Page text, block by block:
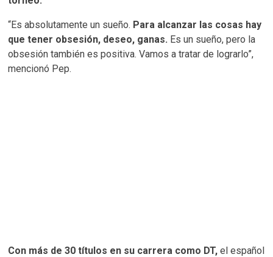
“Es absolutamente un sueño. Para alcanzar las cosas hay
que tener obsesión, deseo, ganas. Es un sueño, pero la
obsesión también es positiva. Vamos a tratar de lograrlo”,
mencionó Pep.
Con más de 30 títulos en su carrera como DT,el español